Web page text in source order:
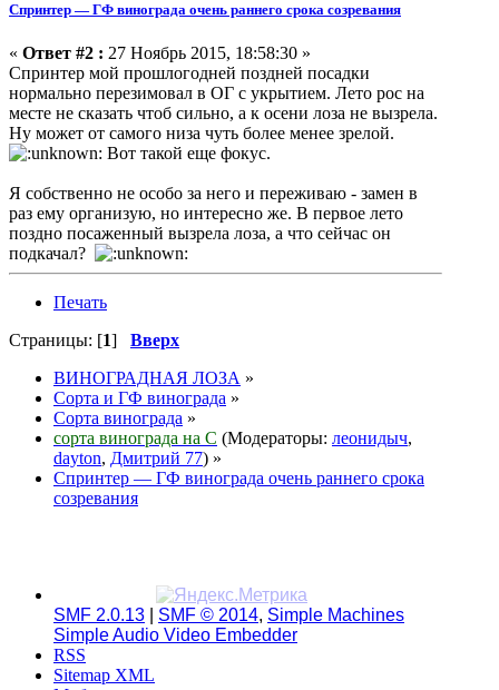
Спринтер — ГФ винограда очень раннего срока созревания
« Ответ #2 : 27 Ноябрь 2015, 18:58:30 »
Спринтер мой прошлогодней поздней посадки
нормально перезимовал в ОГ с укрытием. Лето рос на
месте не сказать чтоб сильно, а к осени лоза не вызрела.
Ну может от самого низа чуть более менее зрелой.
Вот такой еще фокус.
Я собственно не особо за него и переживаю - замен в
раз ему организую, но интересно же. В первое лето
поздно посаженный вызрела лоза, а что сейчас он
подкачал?
Печать
Страницы: [1] Вверх
ВИНОГРАДНАЯ ЛОЗА »
Сорта и ГФ винограда »
Сорта винограда »
сорта винограда на С (Модераторы: леонидыч,
dayton, Дмитрий 77) »
Спринтер — ГФ винограда очень раннего срока
созревания
SMF 2.0.13 SMF © 2014, Simple Machines
Simple Audio Video Embedder
RSS
Sitemap XML